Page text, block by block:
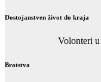
Dostojanstven život do kraja
Volonteri
Bratstva